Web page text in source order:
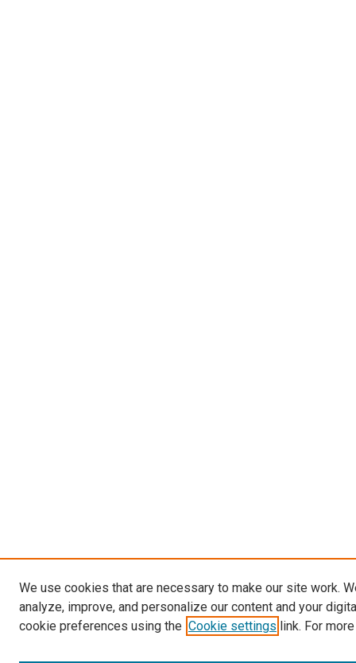
We use cookies that are necessary to make our site work.
analyze, improve, and personalize our content and your
cookie preferences using the Cookie settings link. For